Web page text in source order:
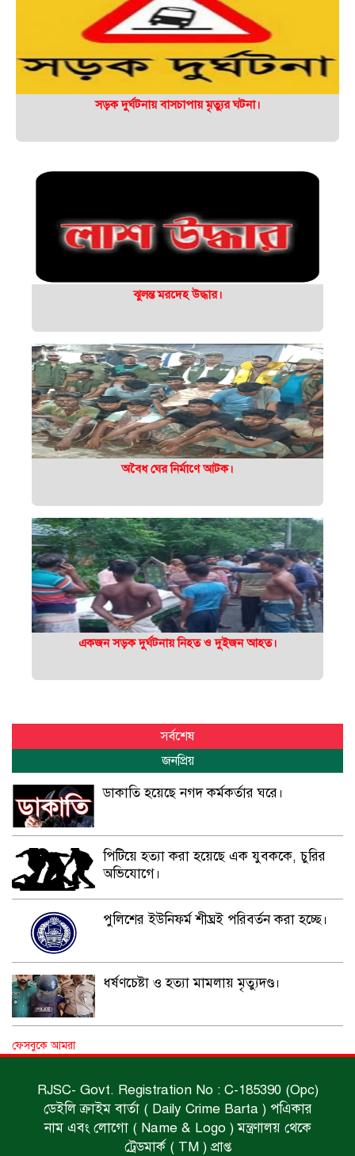
সড়ক দুর্ঘটনায় বাসচাপায় মৃত্যুর ঘটনা।
ঝুলন্ত মরদেহ উদ্ধার।
অবৈধ ঘের নির্মাণে আটক।
একজন সড়ক দুর্ঘটনায় নিহত ও দুইজন আহত।
সর্বশেষ
জনপ্রিয়
ডাকাতি হয়েছে নগদ কর্মকর্তার ঘরে।
পিটিয়ে হত্যা করা হয়েছে এক যুবককে, চুরির
অভিযোগে।
পুলিশের ইউনিফর্ম শীঘ্রই পরিবর্তন করা হচ্ছে।
ধর্ষণচেষ্টা ও হত্যা মামলায় মৃত্যুদণ্ড।
সড়ক দুর্ঘটনায় বাসচাপায় মৃত্যুর ঘটনা।
ফেসবুকে আমরা
RJSC- Govt. Registration No : C-185390 (Opc)
ডেইলি ক্রাইম বার্তা ( Daily Crime Barta ) পএিকার
নাম এবং লোগো ( Name & Logo ) মন্ত্রণালয় থেকে
ট্রেডমার্ক ( TM ) প্রাপ্ত